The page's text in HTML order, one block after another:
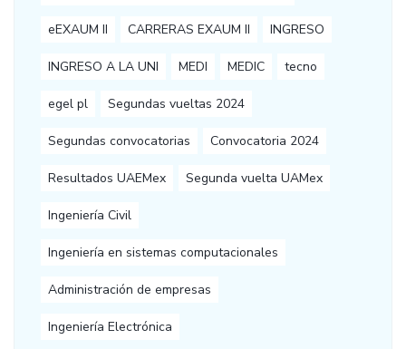
eEXAUM II CARRERAS EXAUM II INGRESO
INGRESO A LA UNI MEDI MEDIC tecno
egel pl Segundas vueltas 2024
Segundas convocatorias Convocatoria 2024
Resultados UAEMex Segunda vuelta UAMex
Ingeniería Civil
Ingeniería en sistemas computacionales
Administración de empresas
Ingeniería Electrónica